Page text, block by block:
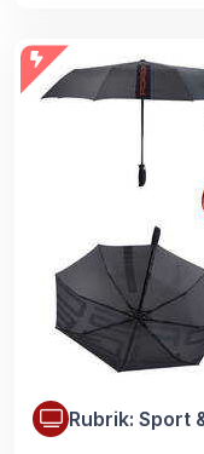
Rubrik: Sport